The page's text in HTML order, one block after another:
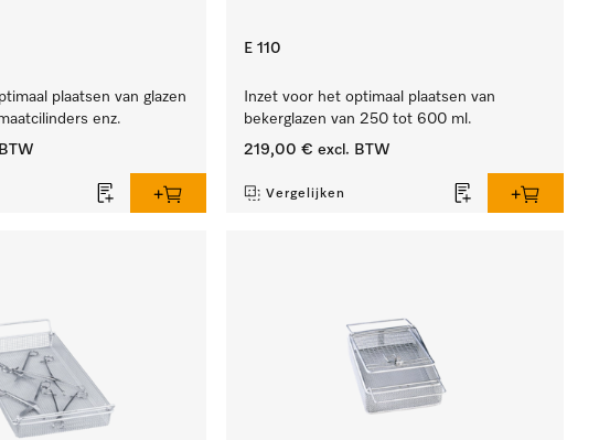
plaatsen van glazen
enz.
E 110
Inzet voor het optimaal plaatsen van
bekerglazen van 250 tot 600 ml.
219,00 € excl. BTW
Vergelijken